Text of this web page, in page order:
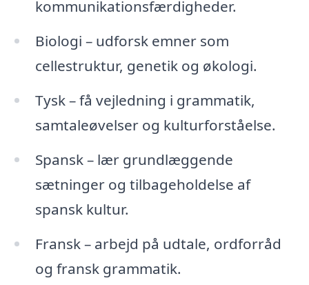
kommunikationsfærdigheder.
Biologi – udforsk emner som
cellestruktur, genetik og økologi.
Tysk – få vejledning i grammatik,
samtaleøvelser og kulturforståelse.
Spansk – lær grundlæggende
sætninger og tilbageholdelse af
spansk kultur.
Fransk – arbejd på udtale, ordforråd
og fransk grammatik.